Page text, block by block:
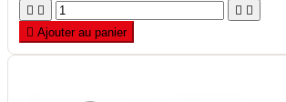
   
 Ajouter au panier